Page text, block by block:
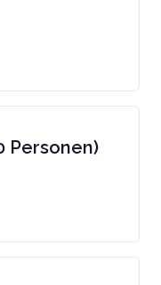
Personen)